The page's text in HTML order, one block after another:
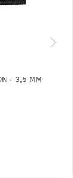
- 3,5 MM